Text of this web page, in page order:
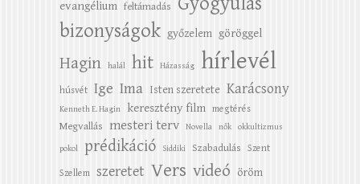
evangélium feltámadás
bizonyságok győzelem göröggel
Hagin halál hit Házasság hírlevél
húsvét Ige Ima Isten szeretete Karácsony
Kenneth E. Hagin keresztény film megtérés
Megvallás mesteri terv Novella nők okkultizmus
pokol prédikáció Siddiki Szabadulás Szent
Szellem szeretet Vers videó öröm